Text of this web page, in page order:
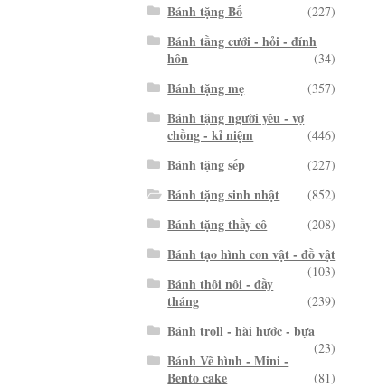
Bánh tặng Bố (227)
Bánh tầng cưới - hỏi - đính
hôn
(34)
Bánh tặng mẹ (357)
Bánh tặng người yêu - vợ
chồng - kỉ niệm
(446)
Bánh tặng sếp (227)
Bánh tặng sinh nhật (852)
Bánh tặng thầy cô (208)
Bánh tạo hình con vật - đồ vật
(103)
Bánh thôi nôi - đầy
tháng
(239)
Bánh troll - hài hước - bựa
(23)
Bánh Vẽ hình - Mini -
Bento cake
(81)